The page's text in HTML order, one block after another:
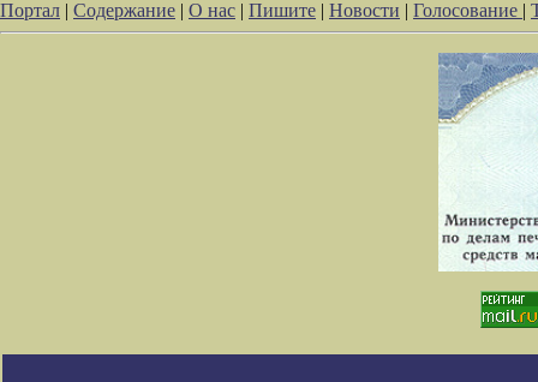
Портал | Содержание | О нас | Пишите | Новости | Голосование |